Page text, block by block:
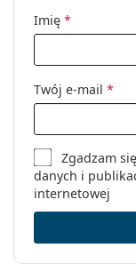
Imię *
Twój e-mail *
Zgadzam
danych i
internetowej